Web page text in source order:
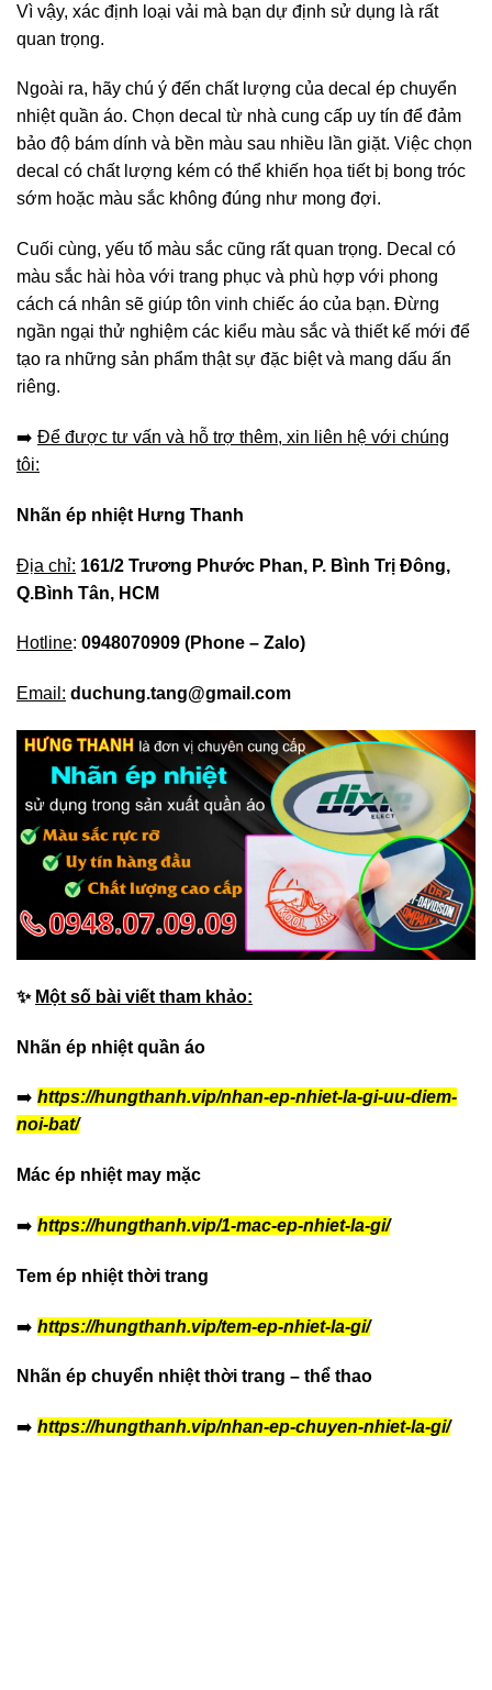
Vì vậy, xác định loại vải mà bạn dự định sử dụng là rất
quan trọng.
Ngoài ra, hãy chú ý đến chất lượng của decal ép chuyển
nhiệt quần áo. Chọn decal từ nhà cung cấp uy tín để đảm
bảo độ bám dính và bền màu sau nhiều lần giặt. Việc chọn
decal có chất lượng kém có thể khiến họa tiết bị bong tróc
sớm hoặc màu sắc không đúng như mong đợi.
Cuối cùng, yếu tố màu sắc cũng rất quan trọng. Decal có
màu sắc hài hòa với trang phục và phù hợp với phong
cách cá nhân sẽ giúp tôn vinh chiếc áo của bạn. Đừng
ngần ngại thử nghiệm các kiểu màu sắc và thiết kế mới để
tạo ra những sản phẩm thật sự đặc biệt và mang dấu ấn
riêng.
➡️ Để được tư vấn và hỗ trợ thêm, xin liên hệ với chúng
tôi:
Nhãn ép nhiệt Hưng Thanh
Địa chỉ: 161/2 Trương Phước Phan, P. Bình Trị Đông,
Q.Bình Tân, HCM
Hotline: 0948070909 (Phone – Zalo)
Email: duchung.tang@gmail.com
✨ Một số bài viết tham khảo:
Nhãn ép nhiệt quần áo
➡️ https://hungthanh.vip/nhan-ep-nhiet-la-gi-uu-diem-
noi-bat/
Mác ép nhiệt may mặc
➡️ https://hungthanh.vip/1-mac-ep-nhiet-la-gi/
Tem ép nhiệt thời trang
➡️ https://hungthanh.vip/tem-ep-nhiet-la-gi/
Nhãn ép chuyển nhiệt thời trang – thể thao
➡️ https://hungthanh.vip/nhan-ep-chuyen-nhiet-la-gi/